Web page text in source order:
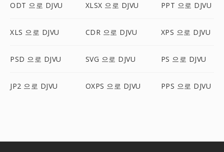
ODT 으로 DJVU XLSX 으로 DJVU PPT 으로 DJVU
XLS 으로 DJVU CDR 으로 DJVU XPS 으로 DJVU
PSD 으로 DJVU SVG 으로 DJVU PS 으로 DJVU
JP2 으로 DJVU OXPS 으로 DJVU PPS 으로 DJVU